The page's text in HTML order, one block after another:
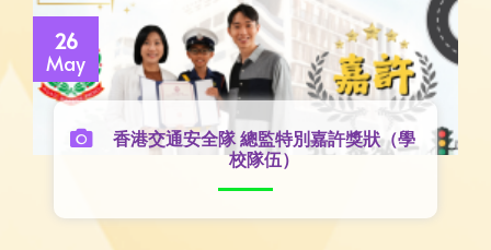
26
May
香港交通安全隊 總監特別嘉許獎狀（學
校隊伍）